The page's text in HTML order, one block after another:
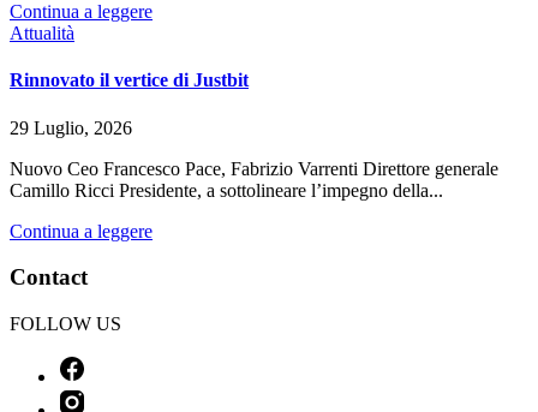
Continua a leggere
Attualità
Rinnovato il vertice di Justbit
29 Luglio, 2026
Nuovo Ceo Francesco Pace, Fabrizio Varrenti Direttore generale
Camillo Ricci Presidente, a sottolineare l’impegno della...
Continua a leggere
Contact
FOLLOW US